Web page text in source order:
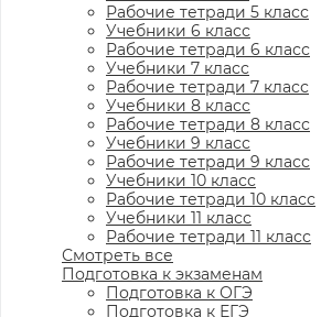
Рабочие тетради 5 класс
Учебники 6 класс
Рабочие тетради 6 класс
Учебники 7 класс
Рабочие тетради 7 класс
Учебники 8 класс
Рабочие тетради 8 класс
Учебники 9 класс
Рабочие тетради 9 класс
Учебники 10 класс
Рабочие тетради 10 класс
Учебники 11 класс
Рабочие тетради 11 класс
Смотреть все
Подготовка к экзаменам
Подготовка к ОГЭ
Подготовка к ЕГЭ